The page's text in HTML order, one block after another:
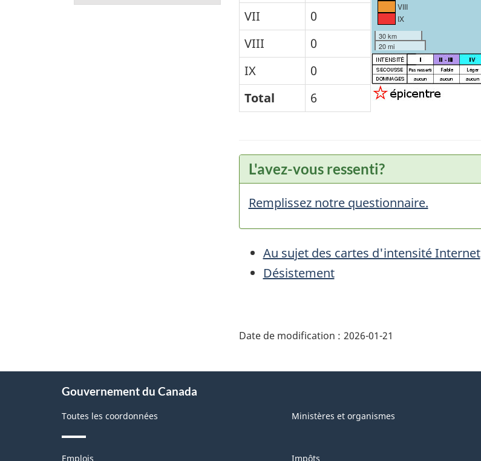
VII
0
VIII
0
IX
0
Total
6
VIII
IX
30 km
20 mi
L'avez-vous ressenti?
Remplissez notre questionnaire.
Au sujet des cartes d'intensité Internet
Désistement
de
page"
Date de modification : 2026-01-21
Gouvernement du Canada
Toutes les coordonnées Ministères et organismes
Thèmes
Emplois Impôts